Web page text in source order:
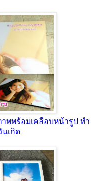
พพร้อมเคลือบหน้ารูป ทำ
เกิด